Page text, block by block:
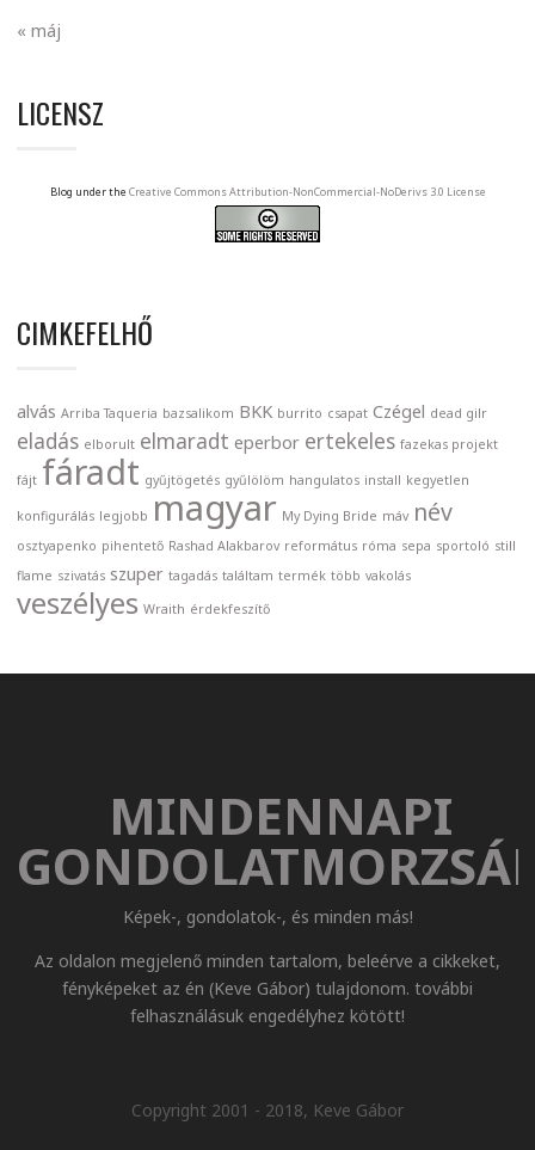
« máj
LICENSZ
Blog under the Creative Commons Attribution-NonCommercial-NoDerivs 3.0 License
CIMKEFELHŐ
alvás Arriba Taqueria bazsalikom BKK burrito csapat Czégel dead gilr
eladás elborult elmaradt eperbor ertekeles fazekas projekt
fájt fáradt gyűjtögetés gyűlölöm hangulatos install kegyetlen
konfigurálás legjobb magyar My Dying Bride máv név
osztyapenko pihentető Rashad Alakbarov református róma sepa sportoló still
flame szivatás szuper tagadás találtam termék több vakolás
veszélyes Wraith érdekfeszítő
MINDENNAPI
Képek-, gondolatok-, és minden más!
Az oldalon megjelenő minden tartalom, beleérve a cikkeket,
fényképeket az én (Keve Gábor) tulajdonom. további
felhasználásuk engedélyhez kötött!
Copyright 2001 - 2018, Keve Gábor